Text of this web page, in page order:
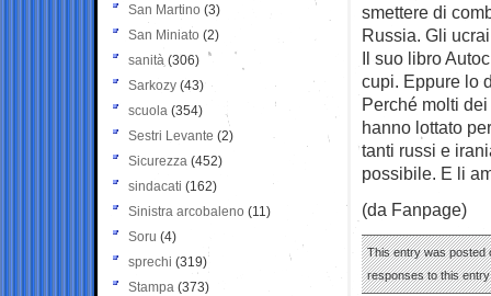
smettere di
Russia. Gli
Il suo libro
cupi. Eppure lo
Perché molti
hanno lottato
tanti russi e
possibile. E li
(da Fanpage)
This entry was posted
responses to this
San Martino (3)
San Miniato (2)
sanità (306)
Sarkozy (43)
scuola (354)
Sestri Levante (2)
Sicurezza (452)
sindacati (162)
Sinistra arcobaleno (11)
Soru (4)
sprechi (319)
Stampa (373)